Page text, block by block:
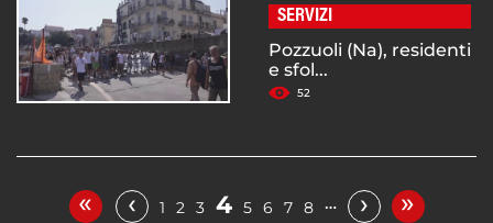
SERVIZI
Pozzuoli (Na), residenti
e sfol...
52
« ‹ 1 2 3 4 5 6 7 8 … › »